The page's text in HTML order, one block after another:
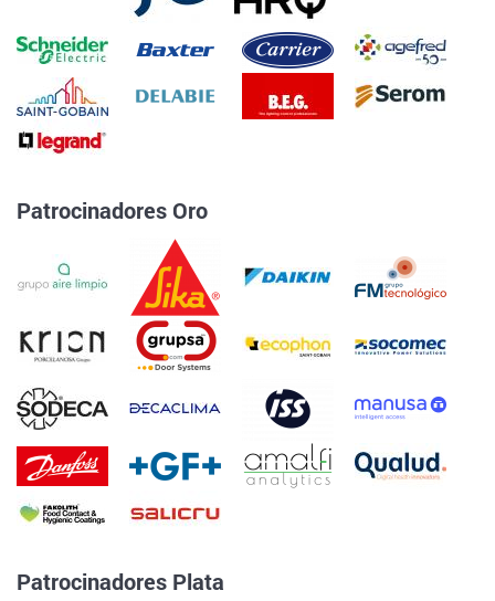
Patrocinadores Oro
Patrocinadores Plata